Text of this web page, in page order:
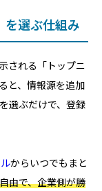
を選ぶ仕組み
される「トップニ
と、情報源を追加
選ぶだけで、登録
からいつでもまと
由で、企業側が勝